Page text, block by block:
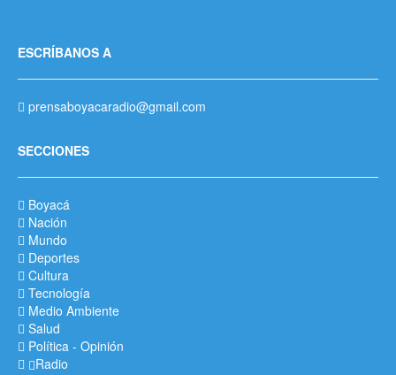
ESCRÍBANOS A
prensaboyacaradio@gmail.com
SECCIONES
Boyacá
Nación
Mundo
Deportes
Cultura
Tecnología
Medio Ambiente
Salud
Política - Opinión
Radio